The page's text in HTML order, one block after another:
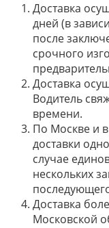
Доставка
дней (в
после
срочного
Доставка
Водитель
времени.
По Москве и
доставки
случае
нескольких
Доставка
Московской